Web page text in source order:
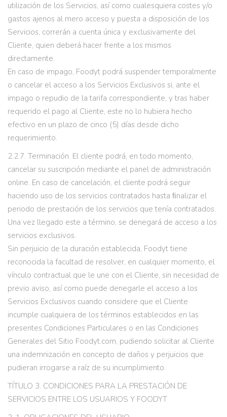
utilización de los Servicios, así como cualesquiera costes y/o
gastos ajenos al mero acceso y puesta a disposición de los
Servicios, correrán a cuenta única y exclusivamente del
Cliente, quien deberá hacer frente a los mismos
directamente.
En caso de impago, Foodyt podrá suspender temporalmente
o cancelar el acceso a los Servicios Exclusivos si, ante el
impago o repudio de la tarifa correspondiente, y tras haber
requerido el pago al Cliente, este no lo hubiera hecho
efectivo en un plazo de cinco (5) días desde dicho
requerimiento.
2.2.7. Terminación. El cliente podrá, en todo momento,
cancelar su suscripción mediante el panel de administración
online. En caso de cancelación, el cliente podrá seguir
haciendo uso de los servicios contratados hasta ﬁnalizar el
periodo de prestación de los servicios que tenía contratados.
Una vez llegado este a término, se denegará de acceso a los
servicios exclusivos.
Sin perjuicio de la duración establecida, Foodyt tiene
reconocida la facultad de resolver, en cualquier momento, el
vínculo contractual que le une con el Cliente, sin necesidad de
previo aviso, así como puede denegarle el acceso a los
Servicios Exclusivos cuando considere que el Cliente
incumple cualquiera de los términos establecidos en las
presentes Condiciones Particulares o en las Condiciones
Generales del Sitio Foodyt.com, pudiendo solicitar al Cliente
una indemnización en concepto de daños y perjuicios que
pudieran irrogarse a raíz de su incumplimiento.
TÍTULO 3. CONDICIONES PARA LA PRESTACIÓN DE
SERVICIOS ENTRE LOS USUARIOS Y FOODYT